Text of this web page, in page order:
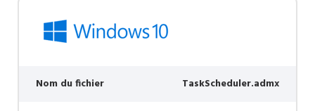
Nom du fichier TaskScheduler.admx